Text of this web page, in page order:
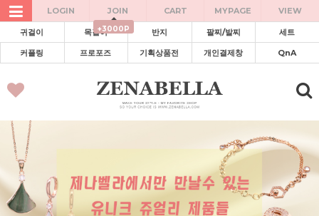
LOGIN JOIN
+3000P
CART MYPAGE VIEW
귀걸이 목걸이 반지 팔찌/발찌 세트
커플링 프로포즈 기획상품전 개인결제창 QnA